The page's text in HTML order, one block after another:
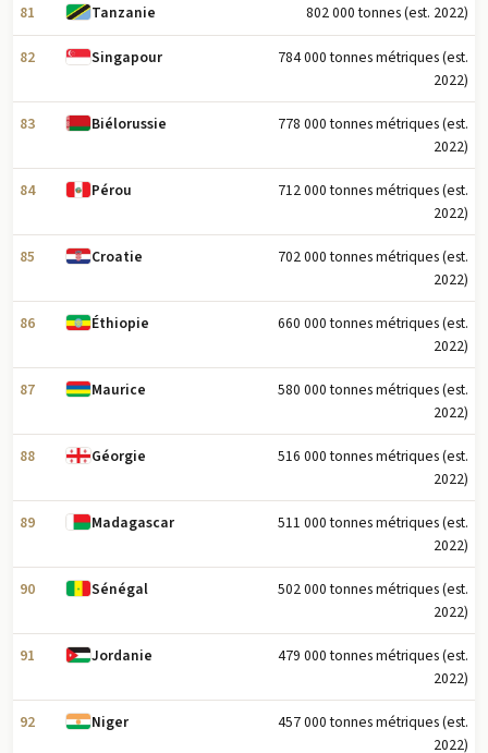
81 Tanzanie 802 000 tonnes (est. 2022)
82 Singapour
784 000 tonnes métriques (est.
2022)
83 Biélorussie
778 000 tonnes métriques (est.
2022)
84 Pérou
712 000 tonnes métriques (est.
2022)
85 Croatie
702 000 tonnes métriques (est.
2022)
86 Éthiopie
660 000 tonnes métriques (est.
2022)
87 Maurice
580 000 tonnes métriques (est.
2022)
88 Géorgie
516 000 tonnes métriques (est.
2022)
89 Madagascar
511 000 tonnes métriques (est.
2022)
90 Sénégal
502 000 tonnes métriques (est.
2022)
91 Jordanie
479 000 tonnes métriques (est.
2022)
92 Niger
457 000 tonnes métriques (est.
2022)